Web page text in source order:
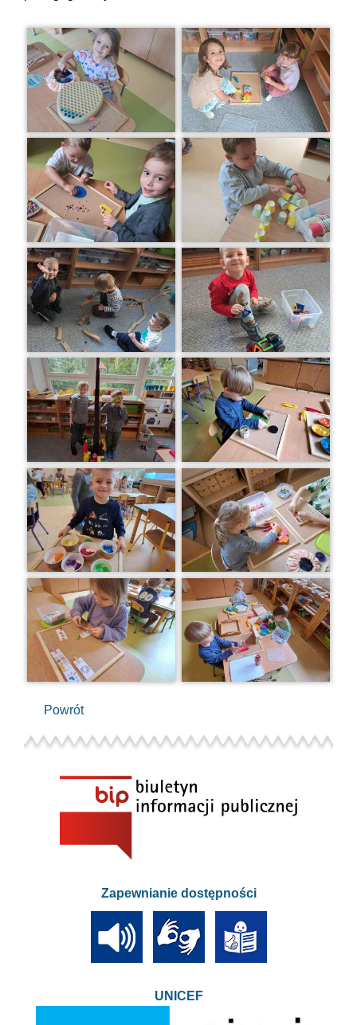
Powrót
Zapewnianie dostępności
UNICEF